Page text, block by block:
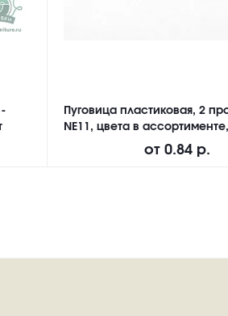
-
Пуговица пластиковая, 2
NE11, цвета в
от 0.84 р.